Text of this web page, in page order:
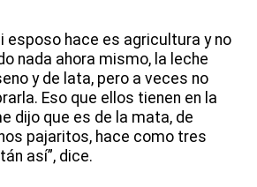
esposo hace es agricultura y no
nada ahora mismo, la leche
y de lata, pero a veces no
Eso que ellos tienen en la
dijo que es de la mata, de
pajaritos, hace como tres
así”, dice.